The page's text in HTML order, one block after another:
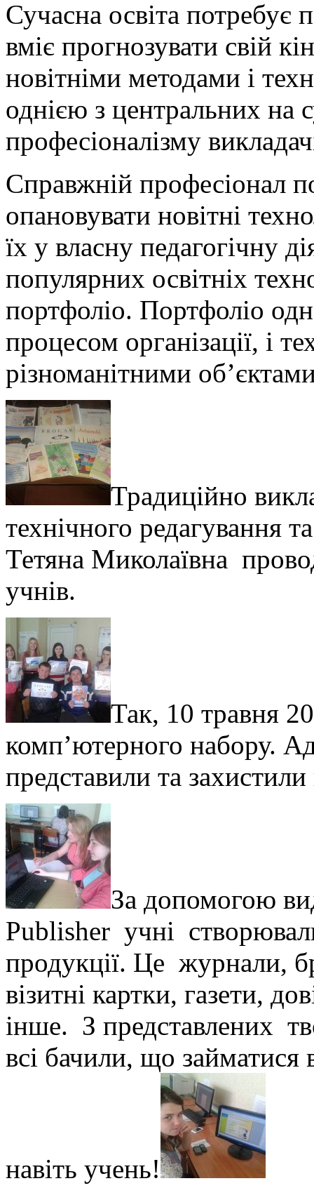
Сучасна освіта потребує
вміє прогнозувати свій
новітніми методами і
однією з центральних на
професіоналізму
Справжній професіонал
опановувати новітні
їх у власну педагогічну
популярних освітніх
портфоліо. Портфоліо
процесом організації, і
різноманітними
Традиційно
технічного редагування
Тетяна Миколаївна
учнів.
Так, 10 травня
комп’ютерного набору.
представили та
За допомогою
Publisher учні
продукції. Це журнали,
візитні картки, газети,
інше. З представлених
всі бачили, що
навіть учень!